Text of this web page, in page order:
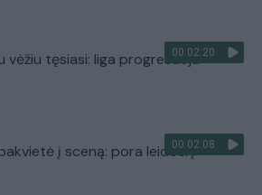
00:02:20
vėžiu tęsiasi: liga progresuoja
00:02:08
į sceną: pora leidosi į